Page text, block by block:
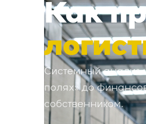
Как
Системный анализ
полях» до
собственником.